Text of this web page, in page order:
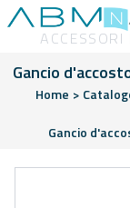
Gancio
Home >
Gancio